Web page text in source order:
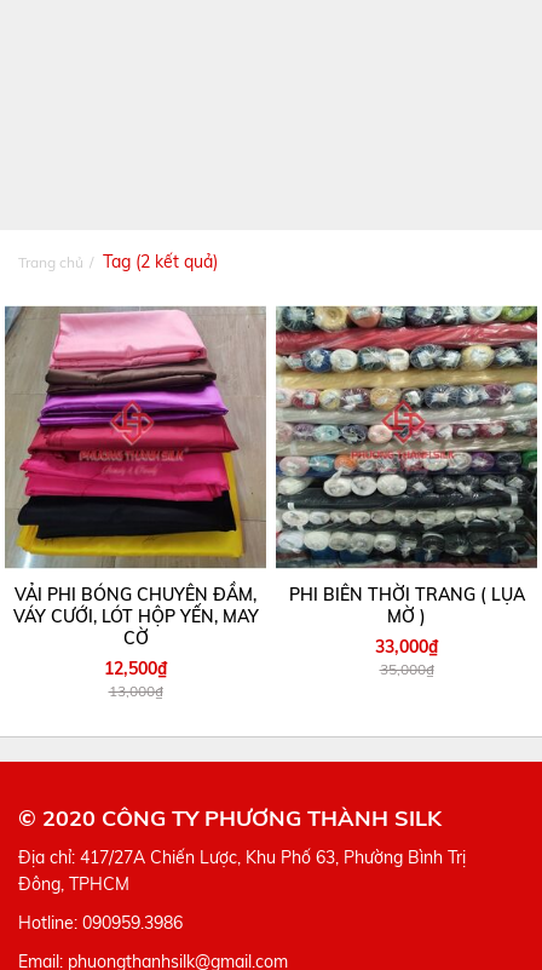
Trang chủ Tag (2 kết quả)
VẢI PHI BÓNG CHUYÊN ĐẦM,
VÁY CƯỚI, LÓT HỘP YẾN, MAY
CỜ
12,500₫
13,000₫
PHI BIÊN THỜI TRANG ( LỤA
MỜ )
33,000₫
35,000₫
© 2020 CÔNG TY PHƯƠNG THÀNH SILK
Địa chỉ: 417/27A Chiến Lược, Khu Phố 63, Phường Bình Trị
Đông, TPHCM
Hotline: 090959.3986
Email: phuongthanhsilk@gmail.com